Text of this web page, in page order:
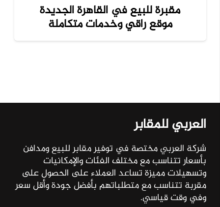
مقبرة للبيع في القاهرة الجديدة
موقع راقي وخدمات متكاملة
العربي للمقابر
شركة العربي مختصة في توفير مقابر للبيع ومدافن
بأسعار تتناسب مع مختلف الفئات والإمكانيات
وتسهيلات مميزة تساعد العملاء على الحصول على
مقربة تتناسب مع متطلباتهم بأفضل جودة وأقل سعر
وفي وقت قياسي.